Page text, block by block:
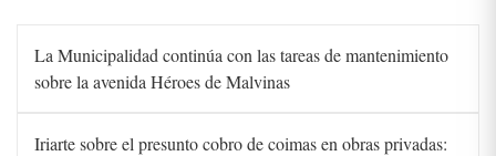
La Municipalidad continúa con las tareas de mantenimiento
sobre la avenida Héroes de Malvinas
Iriarte sobre el presunto cobro de coimas en obras privadas: